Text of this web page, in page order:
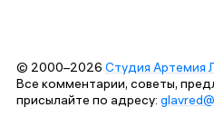
© 2000–2026 Студия Артемия
Все комментарии, советы,
присылайте по адресу: